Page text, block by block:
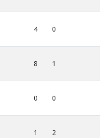
4 0
8 1
0 0
1 2